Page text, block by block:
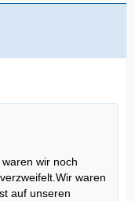
wir noch
waren
auf unseren